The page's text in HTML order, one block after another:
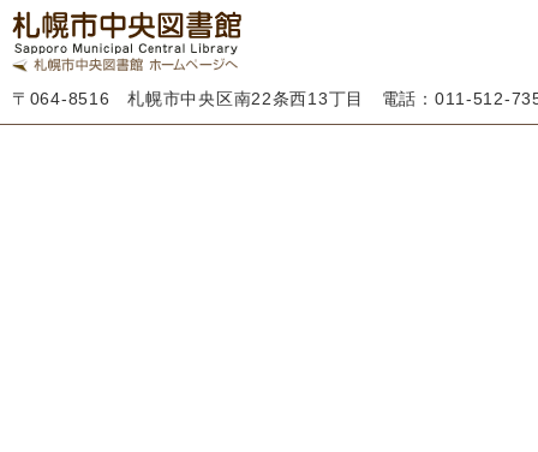
〒064-8516 札幌市中央区南22条西13丁目 電話：011-512-